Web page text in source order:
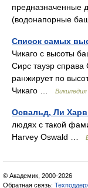
предназначенные
(водонапорные
Список самых
Чикаго с высоты
Сирс тауэр справа
ранжирует по
Чикаго …
Википедия
Освальд, Ли
людях с такой
Harvey Oswald …
© Академик, 2000-2026
Обратная связь: